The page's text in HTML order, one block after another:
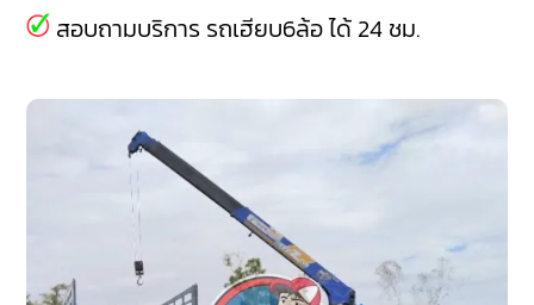
สอบถามบริการ รถเฮียบ6ล้อ ได้ 24 ชม.